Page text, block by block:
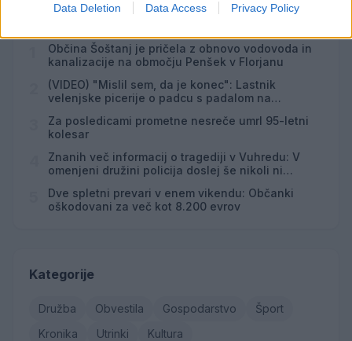
Data Deletion Data Access Privacy Policy
Občina Šoštanj je pričela z obnovo vodovoda in
kanalizacije na območju Penšek v Florjanu
(VIDEO) "Mislil sem, da je konec": Lastnik
velenjske picerije o padcu s padalom na
Za posledicami prometne nesreče umrl 95-letni
kolesar
Znanih več informacij o tragediji v Vuhredu: V
omenjeni družini policija doslej še nikoli ni
Dve spletni prevari v enem vikendu: Občanki
oškodovani za več kot 8.200 evrov
Kategorije
Družba Obvestila Gospodarstvo
Šport
Kronika
Utrinki Kultura